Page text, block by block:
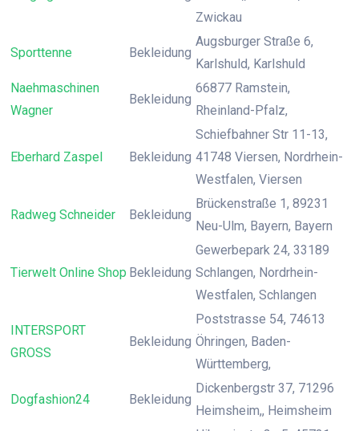
Zwickau
Sporttenne Bekleidung
Augsburger Straße 6,
Karlshuld, Karlshuld
Naehmaschinen
Wagner
Bekleidung
66877 Ramstein,
Rheinland-Pfalz,
Eberhard Zaspel Bekleidung
Schiefbahner Str 11-13,
41748 Viersen, Nordrhein-
Westfalen, Viersen
Radweg Schneider Bekleidung
Brückenstraße 1, 89231
Neu-Ulm, Bayern, Bayern
Tierwelt Online Shop Bekleidung
Gewerbepark 24, 33189
Schlangen, Nordrhein-
Westfalen, Schlangen
INTERSPORT
GROSS
Bekleidung
Poststrasse 54, 74613
Öhringen, Baden-
Württemberg,
Dogfashion24 Bekleidung
Dickenbergstr 37, 71296
Heimsheim,, Heimsheim